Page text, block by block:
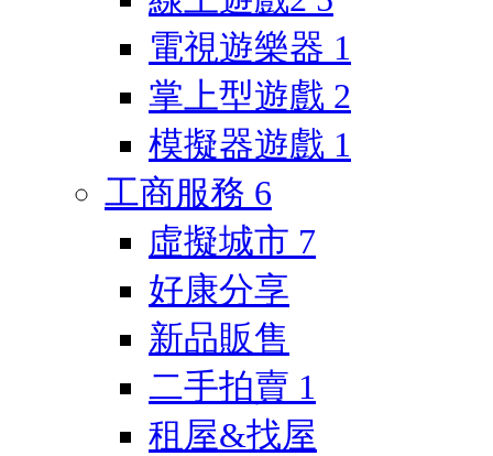
電視遊樂器 1
掌上型遊戲 2
模擬器遊戲 1
工商服務 6
虛擬城市 7
好康分享
新品販售
二手拍賣 1
租屋&找屋